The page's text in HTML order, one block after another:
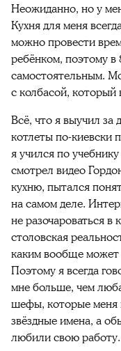
Неожиданно, но у
Кухня для меня
можно провести
ребёнком, поэтому в
самостоятельным.
с колбасой, который
Всё, что я выучил за
котлеты по-киевски
я учился по
смотрел видео
кухню, пытался
на самом деле.
не разочароваться
столовская
каким вообще может
Поэтому я всегда
мне больше, чем
шефы, которые меня
звёздные имена, а
любили свою работу.